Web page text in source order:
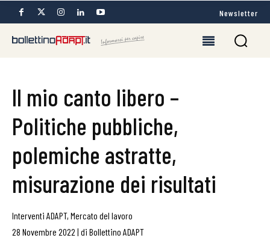
Newsletter
Il mio canto libero –
Politiche pubbliche,
polemiche astratte,
misurazione dei risultati
Interventi ADAPT, Mercato del lavoro
28 Novembre 2022 | di Bollettino ADAPT